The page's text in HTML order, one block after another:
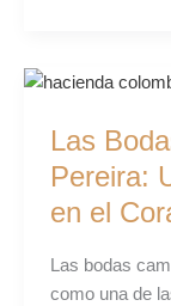
Las
Pereira:
en el
Las bodas
como una de
Las
Campestres
en
Un